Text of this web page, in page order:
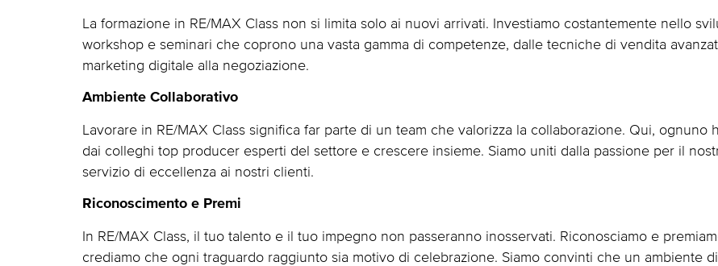
La formazione in RE/MAX Class non si limita solo ai nuovi arrivati. Investiamo costantemente nello
workshop e seminari che coprono una vasta gamma di competenze, dalle tecniche di vendita
marketing digitale alla negoziazione.
Ambiente Collaborativo
Lavorare in RE/MAX Class significa far parte di un team che valorizza la collaborazione. Qui,
dai colleghi top producer esperti del settore e crescere insieme. Siamo uniti dalla passione per il
servizio di eccellenza ai nostri clienti.
Riconoscimento e Premi
In RE/MAX Class, il tuo talento e il tuo impegno non passeranno inosservati. Riconosciamo e
crediamo che ogni traguardo raggiunto sia motivo di celebrazione. Siamo convinti che un ambiente